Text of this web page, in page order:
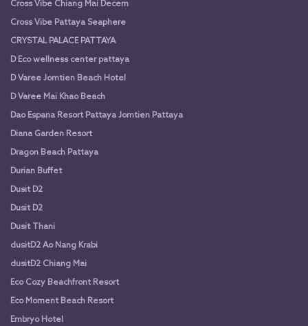
Cross Vibe Chiang Mai Decem
Cross Vibe Pattaya Seaphere
CRYSTAL PALACE PATTAYA
D Eco wellness center pattaya
D Varee Jomtien Beach Hotel
D Varee Mai Khao Beach
Dao Espana Resort Pattaya Jomtien Pattaya
Diana Garden Resort
Dragon Beach Pattaya
Durian Buffet
Dusit D2
Dusit D2
Dusit Thani
dusitD2 Ao Nang Krabi
dusitD2 Chiang Mai
Eco Cozy Beachfront Resort
Eco Moment Beach Resort
Embryo Hotel